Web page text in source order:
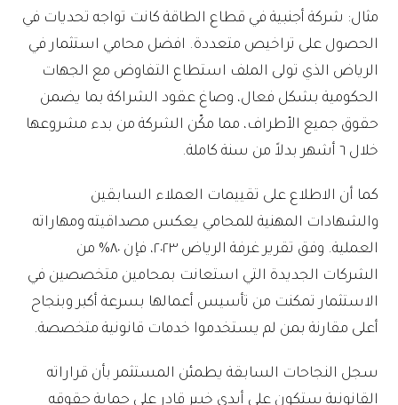
مثال: شركة أجنبية في قطاع الطاقة كانت تواجه تحديات في
الحصول على تراخيص متعددة. افضل محامي استثمار في
الرياض الذي تولى الملف استطاع التفاوض مع الجهات
الحكومية بشكل فعال، وصاغ عقود الشراكة بما يضمن
حقوق جميع الأطراف، مما مكّن الشركة من بدء مشروعها
خلال ٦ أشهر بدلاً من سنة كاملة.
كما أن الاطلاع على تقييمات العملاء السابقين
والشهادات المهنية للمحامي يعكس مصداقيته ومهاراته
العملية. وفق تقرير غرفة الرياض ٢٠٢٣، فإن ٨٠% من
الشركات الجديدة التي استعانت بمحامين متخصصين في
الاستثمار تمكنت من تأسيس أعمالها بسرعة أكبر وبنجاح
أعلى مقارنة بمن لم يستخدموا خدمات قانونية متخصصة.
سجل النجاحات السابقة يطمئن المستثمر بأن قراراته
القانونية ستكون على أيدي خبير قادر على حماية حقوقه